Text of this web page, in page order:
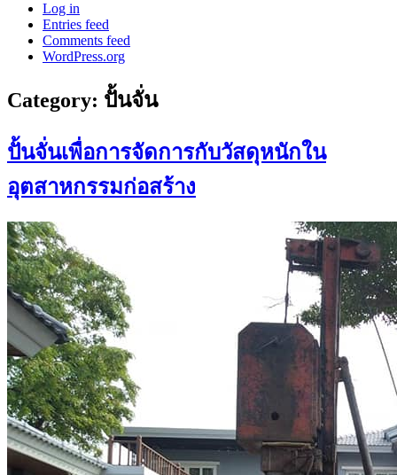
Log in
Entries feed
Comments feed
WordPress.org
Category: ปั้นจั่น
ปั้นจั่นเพื่อการจัดการกับวัสดุหนักใน
อุตสาหกรรมก่อสร้าง